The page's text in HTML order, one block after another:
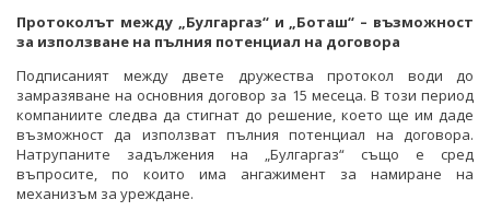
Протоколът между „Булгаргаз“ и „Боташ“ – възможност
за използване на пълния потенциал на договора
Подписаният между двете дружества протокол води до
замразяване на основния договор за 15 месеца. В този период
компаниите следва да стигнат до решение, което ще им даде
възможност да използват пълния потенциал на договора.
Натрупаните задължения на „Булгаргаз“ също е сред
въпросите, по които има ангажимент за намиране на
механизъм за уреждане.